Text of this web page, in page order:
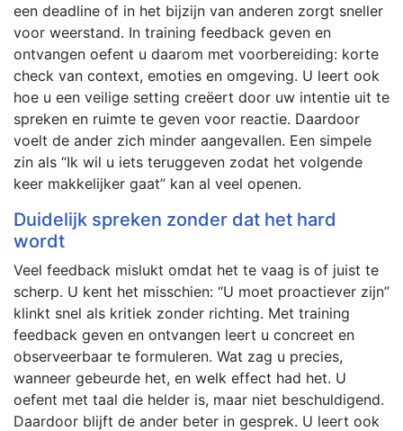
een deadline of in het bijzijn van anderen zorgt sneller
voor weerstand. In training feedback geven en
ontvangen oefent u daarom met voorbereiding: korte
check van context, emoties en omgeving. U leert ook
hoe u een veilige setting creëert door uw intentie uit te
spreken en ruimte te geven voor reactie. Daardoor
voelt de ander zich minder aangevallen. Een simpele
zin als “Ik wil u iets teruggeven zodat het volgende
keer makkelijker gaat” kan al veel openen.
Duidelijk spreken zonder dat het hard
wordt
Veel feedback mislukt omdat het te vaag is of juist te
scherp. U kent het misschien: “U moet proactiever zijn”
klinkt snel als kritiek zonder richting. Met training
feedback geven en ontvangen leert u concreet en
observeerbaar te formuleren. Wat zag u precies,
wanneer gebeurde het, en welk effect had het. U
oefent met taal die helder is, maar niet beschuldigend.
Daardoor blijft de ander beter in gesprek. U leert ook